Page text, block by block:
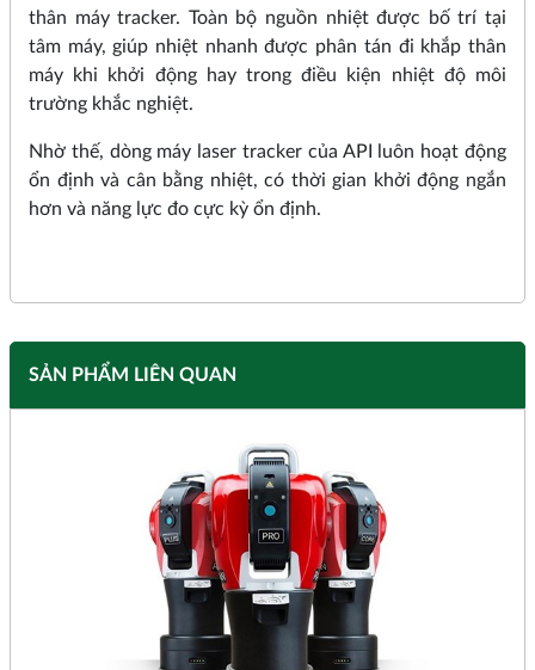
thân máy tracker. Toàn bộ nguồn nhiệt được bố trí tại
tâm máy, giúp nhiệt nhanh được phân tán đi khắp thân
máy khi khởi động hay trong điều kiện nhiệt độ môi
trường khắc nghiệt.
Nhờ thế, dòng máy laser tracker của API luôn hoạt động
ổn định và cân bằng nhiệt, có thời gian khởi động ngắn
hơn và năng lực đo cực kỳ ổn định.
SẢN PHẨM LIÊN QUAN